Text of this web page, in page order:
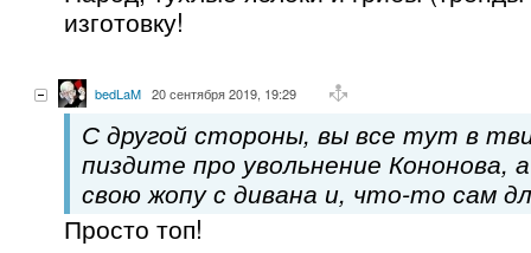
изготовку!
bedLaM 20 сентября 2019, 19:29
С другой стороны, вы все тут в
пиздите про увольнение Кононова,
свою жопу с дивана и, что-то сам
Просто топ!